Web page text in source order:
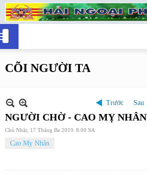
CÕI NGƯỜI TA
Trước Sau
NGƯỜI CHỜ - CAO MỴ NHÂN
Chủ Nhật, 17 Tháng Ba 2019 8:00 SA
Cao Mỵ Nhân